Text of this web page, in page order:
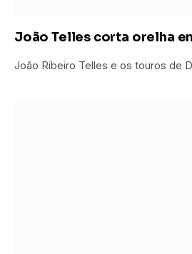
João Telles corta orelha
João Ribeiro Telles e os touros de